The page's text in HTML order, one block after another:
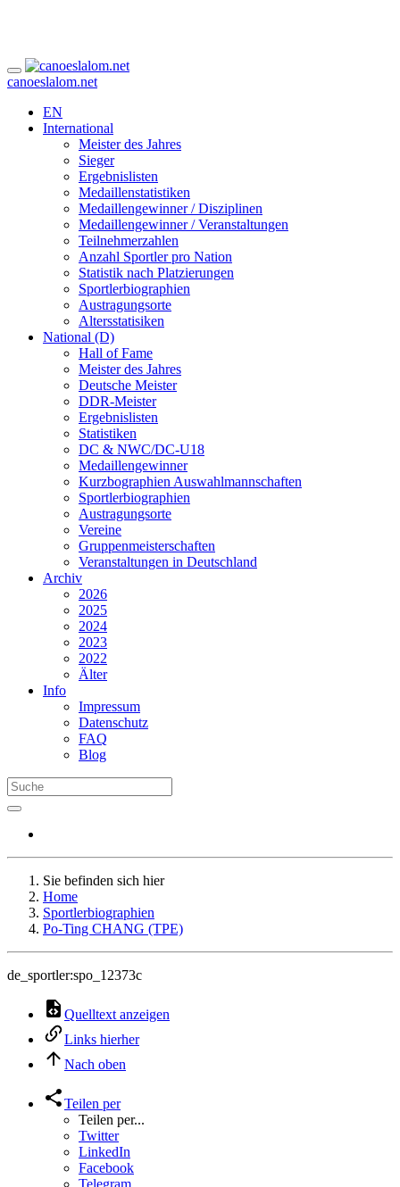
canoeslalom.net
EN
International
Meister des Jahres
Sieger
Ergebnislisten
Medaillenstatistiken
Medaillengewinner / Disziplinen
Medaillengewinner / Veranstaltungen
Teilnehmerzahlen
Anzahl Sportler pro Nation
Statistik nach Platzierungen
Sportlerbiographien
Austragungsorte
Altersstatisiken
National (D)
Hall of Fame
Meister des Jahres
Deutsche Meister
DDR-Meister
Ergebnislisten
Statistiken
DC & NWC/DC-U18
Medaillengewinner
Kurzbographien Auswahlmannschaften
Sportlerbiographien
Austragungsorte
Vereine
Gruppenmeisterschaften
Veranstaltungen in Deutschland
Archiv
2026
2025
2024
2023
2022
Älter
Info
Impressum
Datenschutz
FAQ
Blog
Sie befinden sich hier
Home
Sportlerbiographien
Po-Ting CHANG (TPE)
de_sportler:spo_12373c
Quelltext anzeigen
Links hierher
Nach oben
Teilen per
Teilen per...
Twitter
LinkedIn
Facebook
Telegram